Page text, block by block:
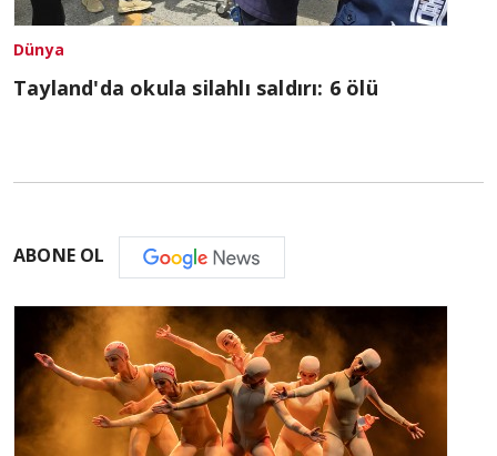
Dünya
Tayland'da okula silahlı saldırı: 6 ölü
ABONE OL